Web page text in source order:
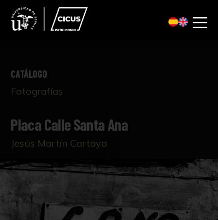
CATÁLOGO
Fotografías
Placa Calle Santa Ana
Jesús Martín Cartaya